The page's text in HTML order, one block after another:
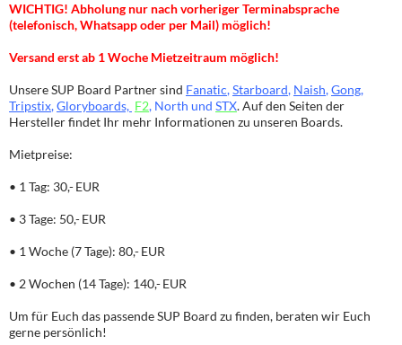
WICHTIG! Abholung nur nach vorheriger Terminabsprache
(telefonisch, Whatsapp oder per Mail) möglich!
Versand erst ab 1 Woche Mietzeitraum möglich!
Unsere SUP Board Partner sind Fanatic,Starboard, Naish,Gong,
Tripstix,Gloryboards, F2, North und STX. Auf den Seiten der
Hersteller findet Ihr mehr Informationen zu unseren Boards.
Mietpreise:
• 1 Tag: 30,- EUR
• 3 Tage: 50,- EUR
• 1 Woche (7 Tage): 80,- EUR
• 2 Wochen (14 Tage): 140,- EUR
Um für Euch das passende SUP Board zu finden, beraten wir Euch
gerne persönlich!